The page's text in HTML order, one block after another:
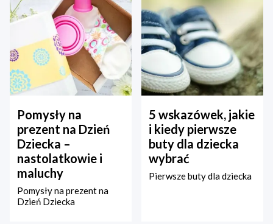
Pomysły na
prezent na Dzień
Dziecka –
nastolatkowie i
maluchy
Pomysły na prezent na
Dzień Dziecka
5 wskazówek, jakie
i kiedy pierwsze
buty dla dziecka
wybrać
Pierwsze buty dla dziecka